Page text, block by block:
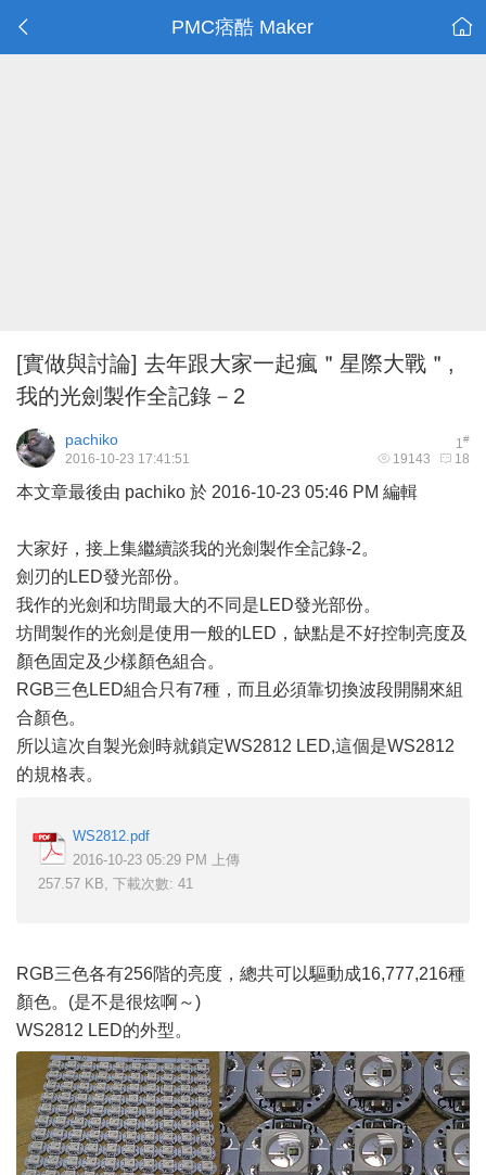
PMC痞酷 Maker
[實做與討論] 去年跟大家一起瘋＂星際大戰＂,
我的光劍製作全記錄－2
1#
pachiko
19143 18
2016-10-23 17:41:51
本文章最後由 pachiko 於 2016-10-23 05:46 PM 編輯
大家好，接上集繼續談我的光劍製作全記錄-2。
劍刃的LED發光部份。
我作的光劍和坊間最大的不同是LED發光部份。
坊間製作的光劍是使用一般的LED，缺點是不好控制亮度及
顏色固定及少樣顏色組合。
RGB三色LED組合只有7種，而且必須靠切換波段開關來組
合顏色。
所以這次自製光劍時就鎖定WS2812 LED,這個是WS2812
的規格表。
WS2812.pdf
2016-10-23 05:29 PM 上傳
257.57 KB, 下載次數: 41
RGB三色各有256階的亮度，總共可以驅動成16,777,216種
顏色。(是不是很炫啊～)
WS2812 LED的外型。